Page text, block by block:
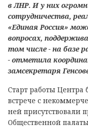
в ЛНР. И у них
сотрудничества,
«Единая Россия»
вопросах,
том числе - на базе
- отметила
замсекретаря
Старт работы Центра
встрече с
ней присутствовали
Общественной